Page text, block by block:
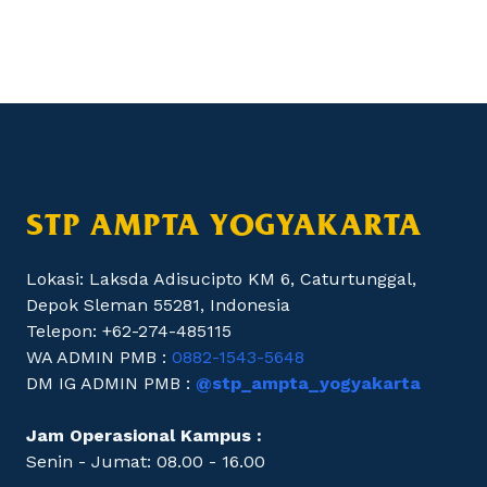
STP AMPTA YOGYAKARTA
Lokasi: Laksda Adisucipto KM 6, Caturtunggal,
Depok Sleman 55281, Indonesia
Telepon: +62-274-485115
WA ADMIN PMB : 0882-1543-5648
DM IG ADMIN PMB : @stp_ampta_yogyakarta
Jam Operasional Kampus :
Senin - Jumat: 08.00 - 16.00